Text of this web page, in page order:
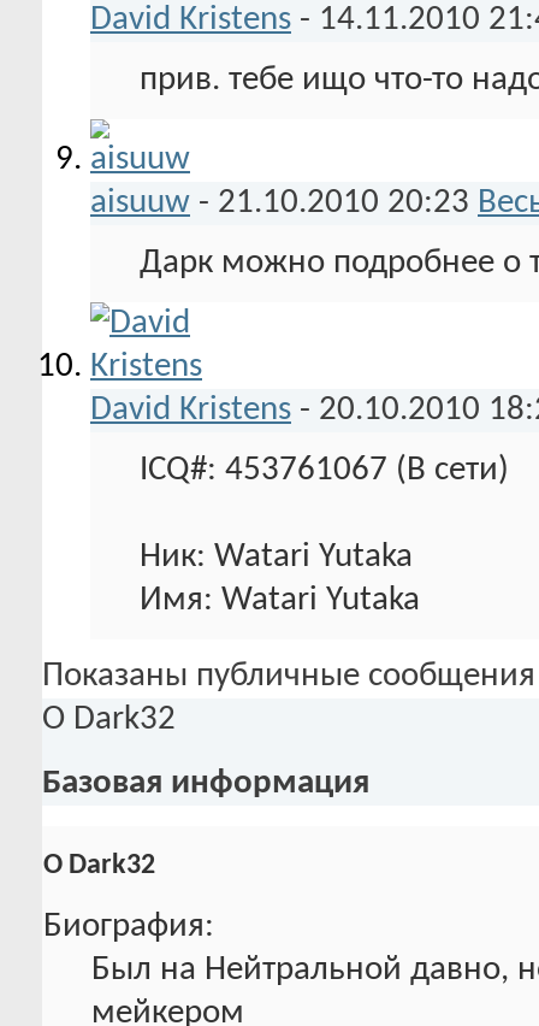
David Kristens - 14.11.2010
прив. тебе ищо что-то
aisuuw - 21.10.2010 20:23
Дарк можно подробнее о
David Kristens - 20.10.2010
ICQ#: 453761067 (В сети)
Ник: Watari Yutaka
Имя: Watari Yutaka
Показаны публичные
О Dark32
Базовая информация
О Dark32
Биография:
Был на Нейтральной давно,
мейкером